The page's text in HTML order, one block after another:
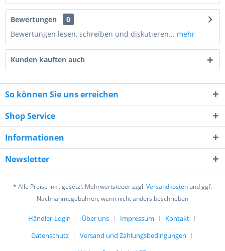
7 - 2 = ?
Ich habe die Datenschutzerklärung
verstanden und stimme zu. *
Mit * gekennzeichnete Felder sind Pflichtfelder.
Senden
Bewertungen
0
Bewertungen lesen, schreiben und diskutieren... mehr
Kunden kauften auch
So können Sie uns erreichen
Shop Service
Informationen
Newsletter
* Alle Preise inkl. gesetzl. Mehrwertsteuer zzgl.Versandkosten und ggf.
Nachnahmegebühren, wenn nicht anders beschrieben
Händler-Login Über uns Impressum
Kontakt
Datenschutz
Versand und Zahlungsbedingungen